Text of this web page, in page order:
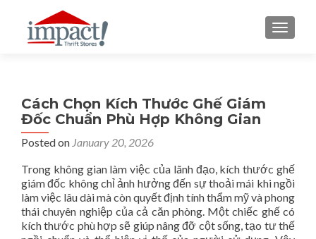
Cách Chọn Kích Thước Ghế Giám
Đốc Chuẩn Phù Hợp Không Gian
Posted on January 20, 2026
Trong không gian làm việc của lãnh đạo, kích thước ghế
giám đốc không chỉ ảnh hưởng đến sự thoải mái khi ngồi
làm việc lâu dài mà còn quyết định tính thẩm mỹ và phong
thái chuyên nghiệp của cả căn phòng. Một chiếc ghế có
kích thước phù hợp sẽ giúp nâng đỡ cột sống, tạo tư thế